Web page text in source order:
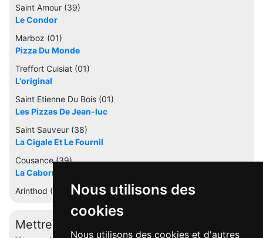
Nous utilisons des
cookies
Nous utilisons des cookies et d'autres
Saint Amour (39)
Le Condor
Marboz (01)
Pizza Du Monde
Treffort Cuisiat (01)
L'original
Saint Etienne Du Bois (01)
Les Pizzas De Jean-luc
Saint Sauveur (38)
La Cigale Et Le Fournil
Cousance (39)
La Caborne
Arinthod (39)
Mettre à jour cette fiche